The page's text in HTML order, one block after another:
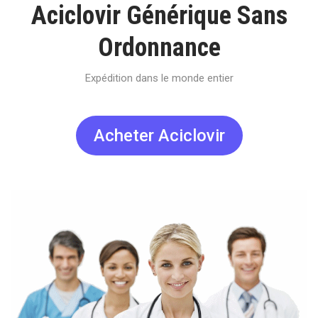
Aciclovir Générique Sans
Ordonnance
Expédition dans le monde entier
Acheter Aciclovir